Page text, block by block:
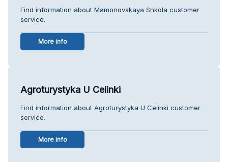
Find information about Mamonovskaya Shkola customer
service.
More info
Agroturystyka U Celinki
Find information about Agroturystyka U Celinki customer
service.
More info